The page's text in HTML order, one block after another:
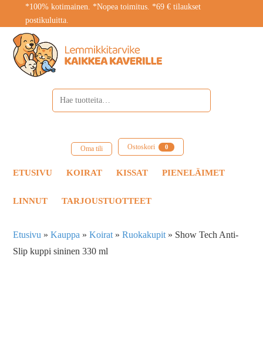
*100% kotimainen. *Nopea toimitus. *69 € tilaukset
postikuluitta.
Oma tili Ostoskori 0
ETUSIVU KOIRAT KISSAT PIENELÄIMET
LINNUT TARJOUSTUOTTEET
Etusivu »Kauppa »Koirat »Ruokakupit » Show Tech Anti-
Slip kuppi sininen 330 ml